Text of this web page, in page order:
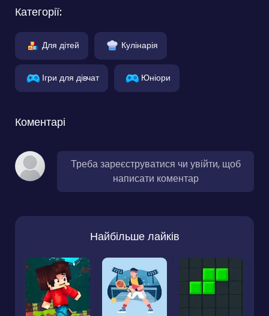
Категорії:
Для дітей Кулінарія
Ігри для дівчат Юніори
Коментарі
Треба зареєструватися чи увійти, щоб
написати коментар
Найбільше лайків